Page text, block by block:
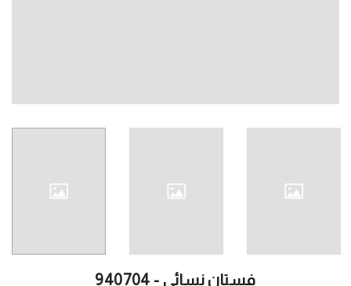
فستان نسائي - 940704